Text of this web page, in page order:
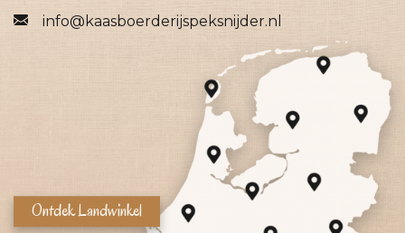
info@kaasboerderijspeksnijder.nl
Ontdek Landwinkel